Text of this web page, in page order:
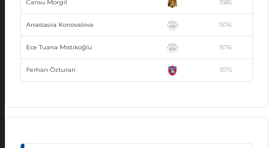
Cansu Morgil 1585
Anastasiia Konovalova 1576
Ece Tuana Mıstıkoğlu 1576
Ferhan Özturan 1575